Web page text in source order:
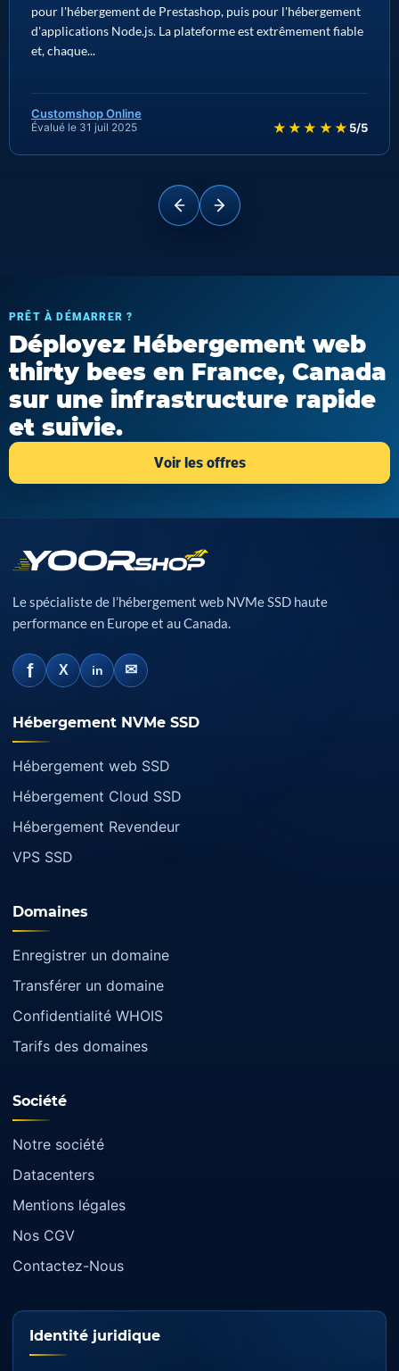
pour l'hébergement de Prestashop, puis pour l'hébergement
d'applications Node.js. La plateforme est extrêmement fiable
et, chaque...
Customshop Online
Évalué le 31 juil 2025 ★★★★★ 5/5
PRÊT À DÉMARRER ?
Déployez Hébergement web
thirty bees en France, Canada
sur une infrastructure rapide
et suivie.
Voir les offres
Le spécialiste de l’hébergement web NVMe SSD haute
performance en Europe et au Canada.
f X in ✉
Hébergement NVMe SSD
Hébergement web SSD
Hébergement Cloud SSD
Hébergement Revendeur
VPS SSD
Domaines
Enregistrer un domaine
Transférer un domaine
Confidentialité WHOIS
Tarifs des domaines
Société
Notre société
Datacenters
Mentions légales
Nos CGV
Contactez-Nous
Identité juridique